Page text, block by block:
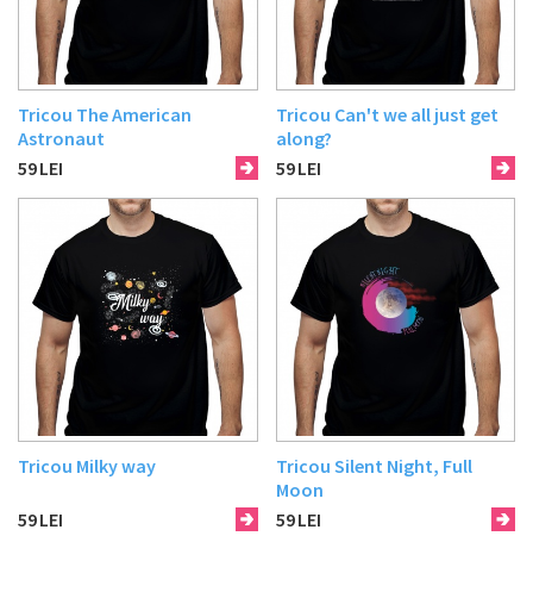
Tricou The American
Astronaut
59LEI
Tricou Can't we all just get
along?
59LEI
Tricou Milky way
59LEI
Tricou Silent Night, Full
Moon
59LEI